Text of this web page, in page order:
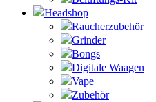
Headshop
Raucherzubehör
Grinder
Bongs
Digitale Waagen
Vape
Zubehör